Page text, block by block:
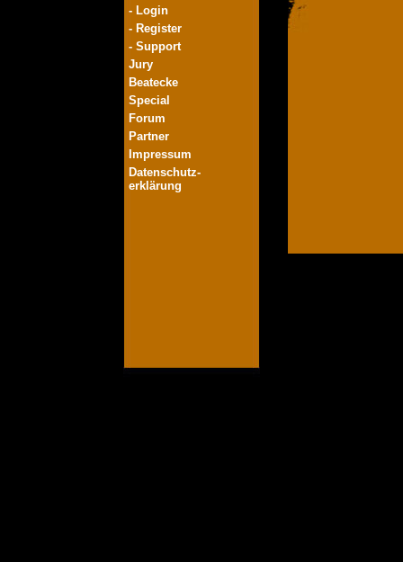
- Login
- Register
- Support
Jury
Beatecke
Special
Forum
Partner
Impressum
Datenschutz-
erklärung